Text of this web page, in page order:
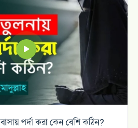
পর্দা করা কেন বেশি কঠিন?